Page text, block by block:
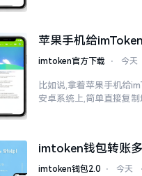
苹果手机给
imtoken官方下载 ⋅ 今天
比如说,拿着苹果手机给
安卓系统上,简单直接复
imtoken钱包转账
imtoken钱包2.0 ⋅ 今天 ⋅